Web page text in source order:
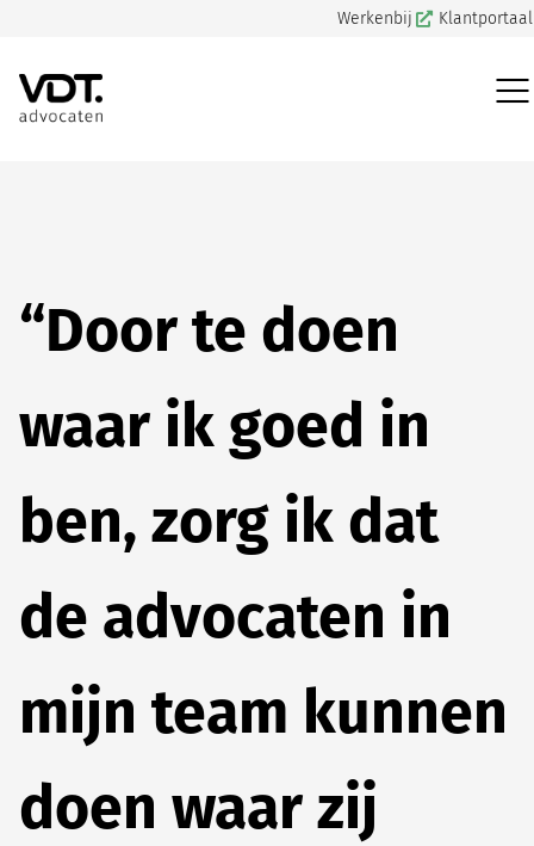
Werkenbij Klantportaal
“Door te doen
waar ik goed in
ben, zorg ik dat
de advocaten in
mijn team kunnen
doen waar zij